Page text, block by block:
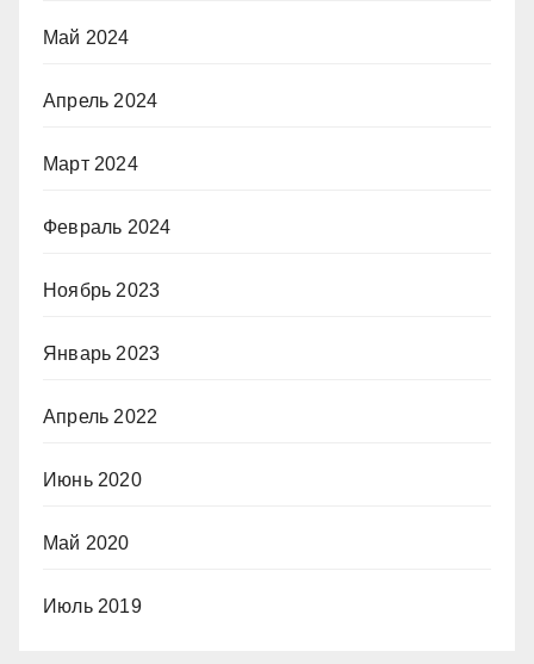
Май 2024
Апрель 2024
Март 2024
Февраль 2024
Ноябрь 2023
Январь 2023
Апрель 2022
Июнь 2020
Май 2020
Июль 2019